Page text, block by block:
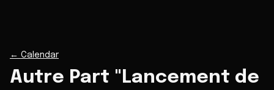
← Calendar
Autre Part "Lancement de